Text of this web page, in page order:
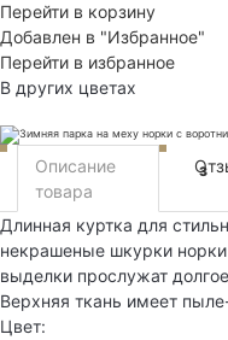
Перейти в корзину
Добавлен в "Избранное"
Перейти в избранное
В других цветах
Описание
товара
3
Длинная куртка для
некрашеные шкурки
выделки прослужат
Верхняя ткань имеет
Цвет: